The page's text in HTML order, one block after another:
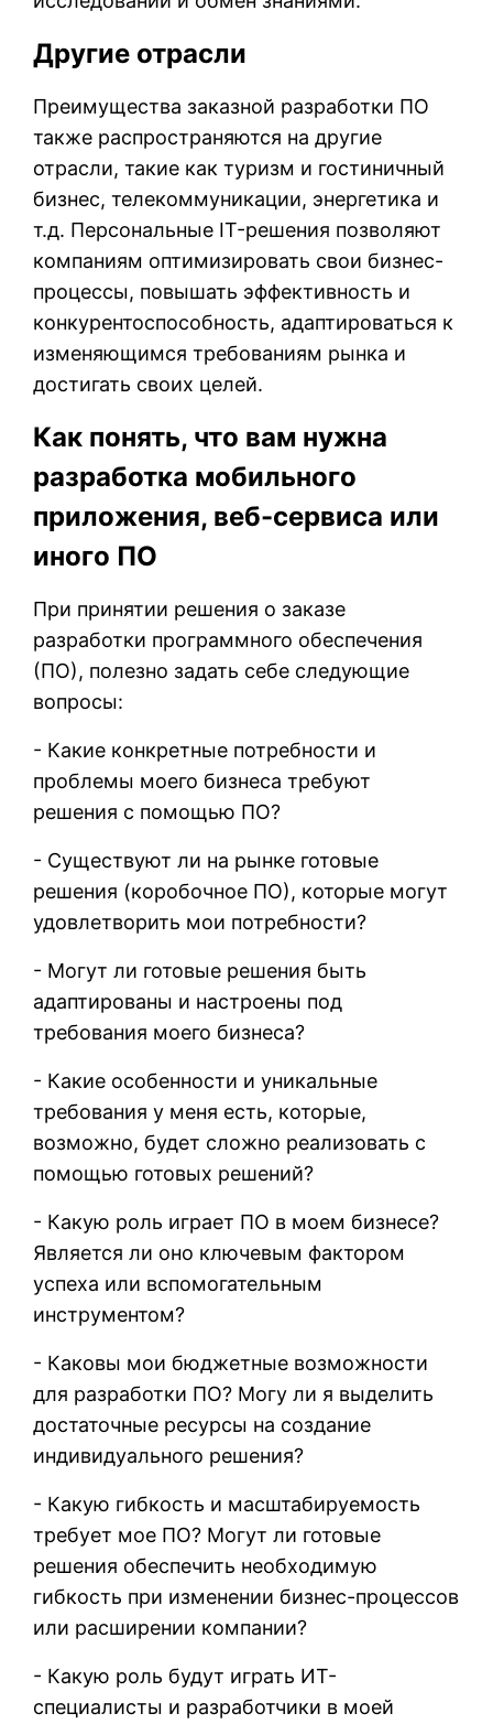
Другие отрасли
Преимущества заказной разработки ПО
также распространяются на другие
отрасли, такие как туризм и гостиничный
бизнес, телекоммуникации, энергетика и
т.д. Персональные IT-решения позволяют
компаниям оптимизировать свои бизнес-
процессы, повышать эффективность и
конкурентоспособность, адаптироваться к
изменяющимся требованиям рынка и
достигать своих целей.
Как понять, что вам нужна
разработка мобильного
приложения, веб-сервиса или
иного ПО
При принятии решения о заказе
разработки программного обеспечения
(ПО), полезно задать себе следующие
вопросы:
- Какие конкретные потребности и
проблемы моего бизнеса требуют
решения с помощью ПО?
- Существуют ли на рынке готовые
решения (коробочное ПО), которые могут
удовлетворить мои потребности?
- Могут ли готовые решения быть
адаптированы и настроены под
требования моего бизнеса?
- Какие особенности и уникальные
требования у меня есть, которые,
возможно, будет сложно реализовать с
помощью готовых решений?
- Какую роль играет ПО в моем бизнесе?
Является ли оно ключевым фактором
успеха или вспомогательным
инструментом?
- Каковы мои бюджетные возможности
для разработки ПО? Могу ли я выделить
достаточные ресурсы на создание
индивидуального решения?
- Какую гибкость и масштабируемость
требует мое ПО? Могут ли готовые
решения обеспечить необходимую
гибкость при изменении бизнес-процессов
или расширении компании?
- Какую роль будут играть ИТ-
специалисты и разработчики в моей